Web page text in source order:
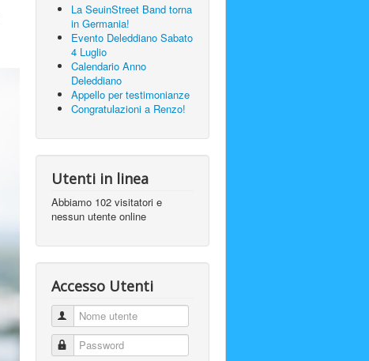
La SeuinStreet Band torna
in Germania!
Evento Deleddiano Sabato
4 Luglio
Calendario Anno
Deleddiano
Appello per testimonianze
Congratulazioni a Renzo!
Utenti in linea
Abbiamo 102 visitatori e
nessun utente online
Accesso Utenti
Nome utente
Password